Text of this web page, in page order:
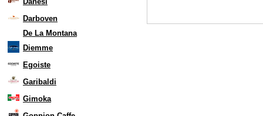
Darboven
De La Montana
Diemme
Egoiste
Garibaldi
Gimoka